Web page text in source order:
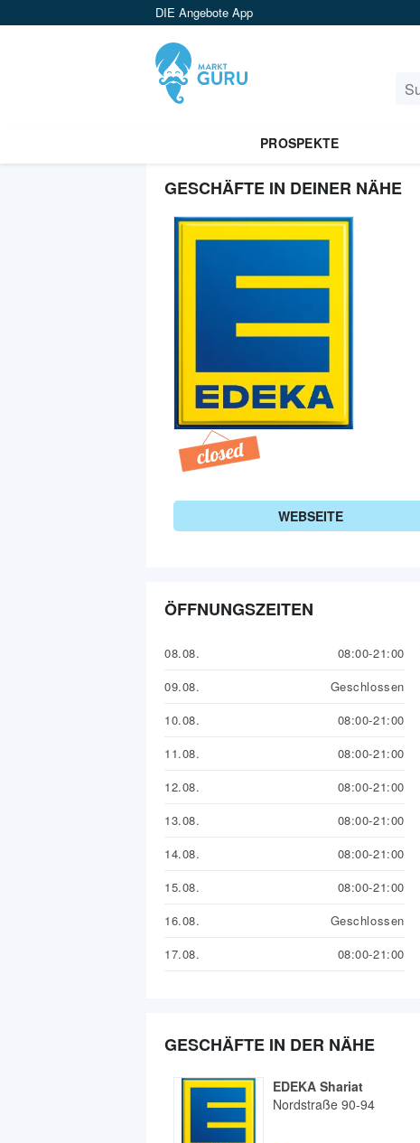
DIE Angebote App
PROSPEKTE
GESCHÄFTE IN DEINER NÄHE
WEBSEITE
ÖFFNUNGSZEITEN
08.08.
08:00-21:00
09.08.
Geschlossen
10.08.
08:00-21:00
11.08.
08:00-21:00
12.08.
08:00-21:00
13.08.
08:00-21:00
14.08.
08:00-21:00
15.08.
08:00-21:00
16.08.
Geschlossen
17.08.
08:00-21:00
GESCHÄFTE IN DER NÄHE
EDEKA Shariat
Nordstraße 90-94